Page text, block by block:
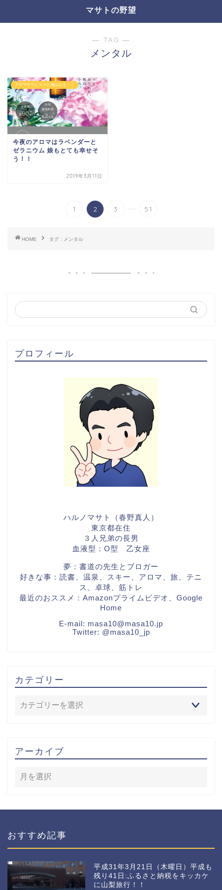
マサトの野望
― TAG ―
メンタル
アロマセラピストに俺はなる！！
今夜のアロマはラベンダーと
ゼラニウム 娘もとても幸せそ
う！！
2019年3月11日
1 2 3 ... 51
HOME タグ : メンタル
プロフィール
ハルノマサト（春野真人）
東京都在住
３人兄弟の長男
血液型：O型 乙女座
夢：書道の先生とブロガー
好きな事：読書、温泉、スキー、アロマ、旅、テニ
ス、卓球、筋トレ
最近のおススメ：Amazonプライムビデオ、Google
Home
E-mail: masa10@masa10.jp
Twitter: @masa10_jp
カテゴリー
アーカイブ
おすすめ記事
平成31年3月21日（木曜日）平成も
残り41日:ふるさと納税をキッカケ
に山梨旅行！！